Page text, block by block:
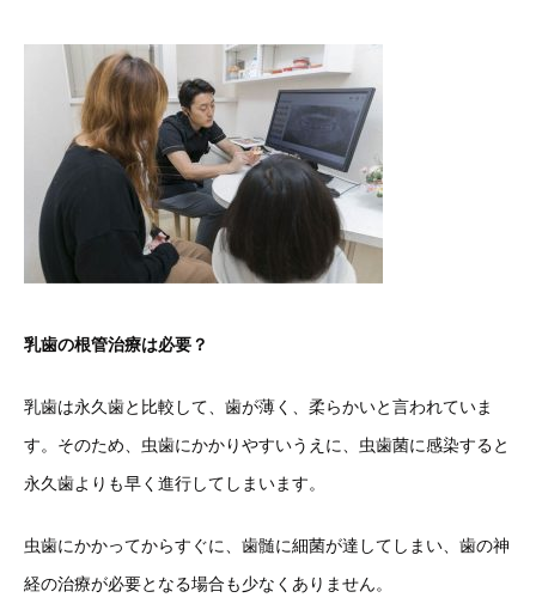
乳歯の根管治療は必要？
乳歯は永久歯と比較して、歯が薄く、柔らかいと言われていま
す。そのため、虫歯にかかりやすいうえに、虫歯菌に感染すると
永久歯よりも早く進行してしまいます。
虫歯にかかってからすぐに、歯髄に細菌が達してしまい、歯の神
経の治療が必要となる場合も少なくありません。